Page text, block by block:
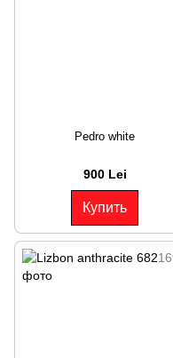
Pedro white
900 Lei
Купить